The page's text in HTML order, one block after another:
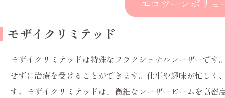
エコツーレボリ
モザイクリミテッド
モザイクリミテッドは特殊なフラクショナルレーザーで
せずに治療を受けることができます。仕事や趣味が忙し
す。モザイクリミテッドは、微細なレーザービームを高